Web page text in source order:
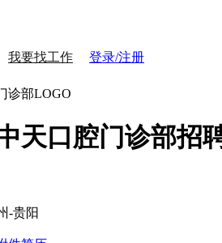
我要找工作
登录/注册
天口腔门诊部招
-贵阳